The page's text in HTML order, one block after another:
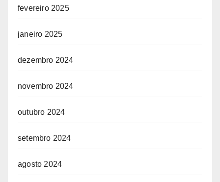
fevereiro 2025
janeiro 2025
dezembro 2024
novembro 2024
outubro 2024
setembro 2024
agosto 2024